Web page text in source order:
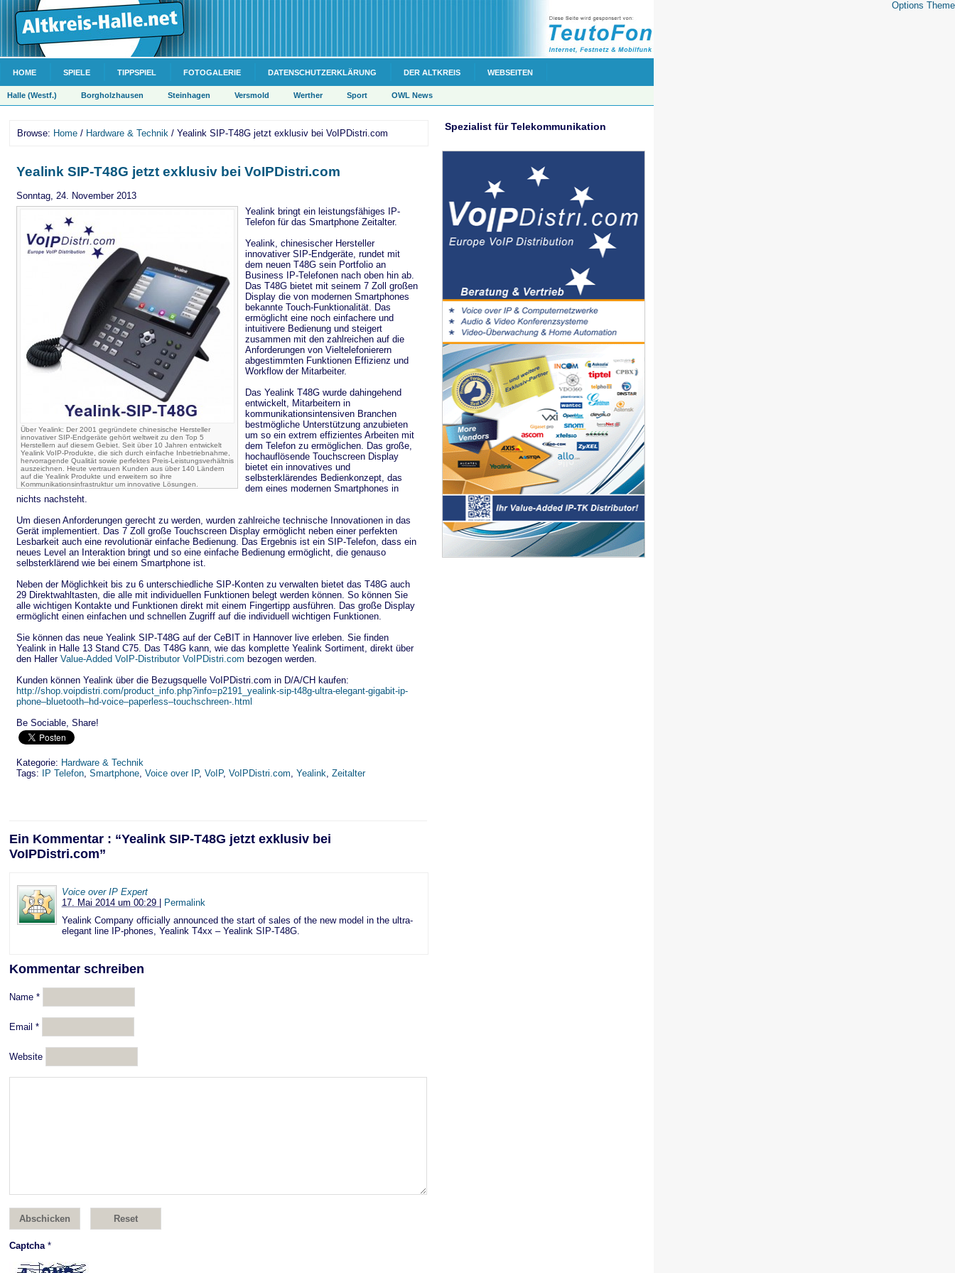
HOME SPIELE TIPPSPIEL FOTOGALERIE DATENSCHUTZERKLÄRUNG DER ALTKREIS WEBSEITEN
Halle (Westf.) Borgholzhausen Steinhagen Versmold Werther Sport OWL News
Browse: Home / Hardware & Technik / Yealink SIP-T48G jetzt exklusiv bei VoIPDistri.com
Yealink SIP-T48G jetzt exklusiv bei VoIPDistri.com
Sonntag, 24. November 2013
Über Yealink: Der 2001 gegründete chinesische Hersteller
innovativer SIP-Endgeräte gehört weltweit zu den Top 5
Herstellern auf diesem Gebiet. Seit über 10 Jahren entwickelt
Yealink VoIP-Produkte, die sich durch einfache Inbetriebnahme,
hervorragende Qualität sowie perfektes Preis-Leistungsverhältnis
auszeichnen. Heute vertrauen Kunden aus über 140 Ländern
auf die Yealink Produkte und erweitern so ihre
Kommunikationsinfrastruktur um innovative Lösungen.
Yealink bringt ein leistungsfähiges IP-
Telefon für das Smartphone Zeitalter.
Yealink, chinesischer Hersteller
innovativer SIP-Endgeräte, rundet mit
dem neuen T48G sein Portfolio an
Business IP-Telefonen nach oben hin ab.
Das T48G bietet mit seinem 7 Zoll großen
Display die von modernen Smartphones
bekannte Touch-Funktionalität. Das
ermöglicht eine noch einfachere und
intuitivere Bedienung und steigert
zusammen mit den zahlreichen auf die
Anforderungen von Vieltelefonierern
abgestimmten Funktionen Effizienz und
Workflow der Mitarbeiter.
Das Yealink T48G wurde dahingehend
entwickelt, Mitarbeitern in
kommunikationsintensiven Branchen
bestmögliche Unterstützung anzubieten
um so ein extrem effizientes Arbeiten mit
dem Telefon zu ermöglichen. Das große,
hochauflösende Touchscreen Display
bietet ein innovatives und
selbsterklärendes Bedienkonzept, das
dem eines modernen Smartphones in
nichts nachsteht.
Um diesen Anforderungen gerecht zu werden, wurden zahlreiche technische Innovationen in das
Gerät implementiert. Das 7 Zoll große Touchscreen Display ermöglicht neben einer perfekten
Lesbarkeit auch eine revolutionär einfache Bedienung. Das Ergebnis ist ein SIP-Telefon, dass ein
neues Level an Interaktion bringt und so eine einfache Bedienung ermöglicht, die genauso
selbsterklärend wie bei einem Smartphone ist.
Neben der Möglichkeit bis zu 6 unterschiedliche SIP-Konten zu verwalten bietet das T48G auch
29 Direktwahltasten, die alle mit individuellen Funktionen belegt werden können. So können Sie
alle wichtigen Kontakte und Funktionen direkt mit einem Fingertipp ausführen. Das große Display
ermöglicht einen einfachen und schnellen Zugriff auf die individuell wichtigen Funktionen.
Sie können das neue Yealink SIP-T48G auf der CeBIT in Hannover live erleben. Sie finden
Yealink in Halle 13 Stand C75. Das T48G kann, wie das komplette Yealink Sortiment, direkt über
den Haller Value-Added VoIP-Distributor VoIPDistri.com bezogen werden.
Kunden können Yealink über die Bezugsquelle VoIPDistri.com in D/A/CH kaufen:
http://shop.voipdistri.com/product_info.php?info=p2191_yealink-sip-t48g-ultra-elegant-gigabit-ip-
phone–bluetooth–hd-voice–paperless–touchschreen-.html
Be Sociable, Share!
Kategorie: Hardware & Technik
Tags:
IP Telefon, Smartphone, Voice over IP, VoIP, VoIPDistri.com, Yealink, Zeitalter
Ein Kommentar : “Yealink SIP-T48G jetzt exklusiv bei
VoIPDistri.com”
Voice over IP Expert
17. Mai 2014 um 00:29
Permalink
Yealink Company officially announced the start of sales of the new model in the ultra-
elegant line IP-phones, Yealink T4xx – Yealink SIP-T48G.
Kommentar schreiben
Name *
Email *
Website
Captcha *
Spezialist für Telekommunikation
Options Theme